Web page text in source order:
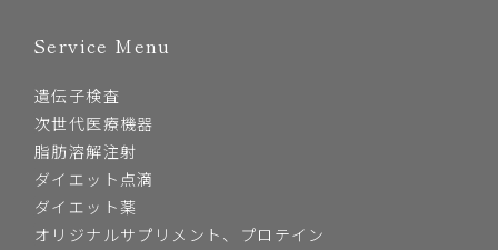
Service Menu
遺伝子検査
次世代医療機器
脂肪溶解注射
ダイエット点滴
ダイエット薬
オリジナルサプリメント、プロテイン